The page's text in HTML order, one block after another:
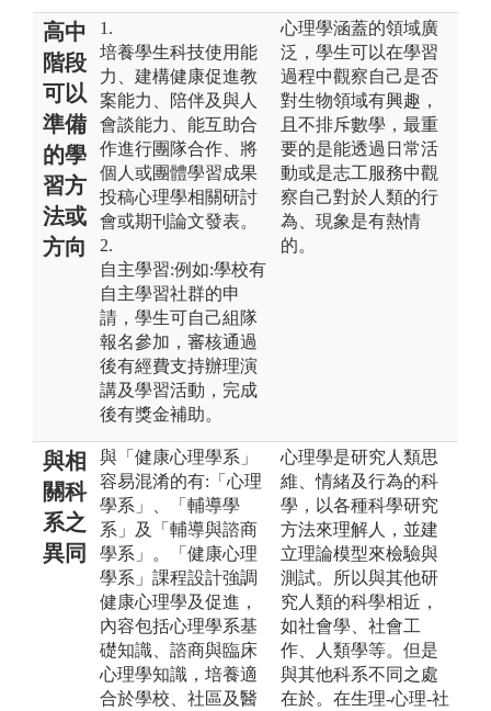
高中
階段
可以
準備
的學
習方
法或
方向
1.
培養學生科技使用能
力、建構健康促進教
案能力、陪伴及與人
會談能力、能互助合
作進行團隊合作、將
個人或團體學習成果
投稿心理學相關研討
會或期刊論文發表。
2.
自主學習:例如:學校有
自主學習社群的申
請，學生可自己組隊
報名參加，審核通過
後有經費支持辦理演
講及學習活動，完成
後有獎金補助。
心理學涵蓋的領域廣
泛，學生可以在學習
過程中觀察自己是否
對生物領域有興趣，
且不排斥數學，最重
要的是能透過日常活
動或是志工服務中觀
察自己對於人類的行
為、現象是有熱情
的。
與相
關科
系之
異同
與「健康心理學系」
容易混淆的有:「心理
學系」、「輔導學
系」及「輔導與諮商
學系」。「健康心理
學系」課程設計強調
健康心理學及促進，
內容包括心理學系基
礎知識、諮商與臨床
心理學知識，培養適
合於學校、社區及醫
心理學是研究人類思
維、情緒及行為的科
學，以各種科學研究
方法來理解人，並建
立理論模型來檢驗與
測試。所以與其他研
究人類的科學相近，
如社會學、社會工
作、人類學等。但是
與其他科系不同之處
在於。在生理-心理-社